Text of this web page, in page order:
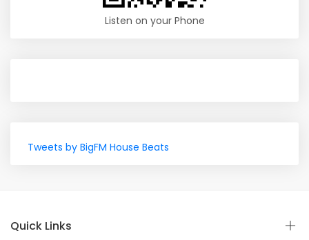
Listen on your Phone
Tweets by BigFM House Beats
Quick Links